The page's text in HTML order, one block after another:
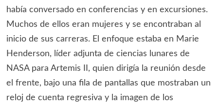
había conversado en conferencias y en excursiones.
Muchos de ellos eran mujeres y se encontraban al
inicio de sus carreras. El enfoque estaba en Marie
Henderson, líder adjunta de ciencias lunares de
NASA para Artemis II, quien dirigía la reunión desde
el frente, bajo una fila de pantallas que mostraban un
reloj de cuenta regresiva y la imagen de los